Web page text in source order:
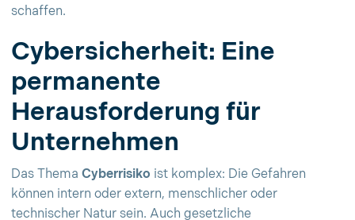
schaffen.
Cybersicherheit: Eine
permanente
Herausforderung für
Unternehmen
Das Thema Cyberrisiko ist komplex: Die Gefahren
können intern oder extern, menschlicher oder
technischer Natur sein. Auch gesetzliche